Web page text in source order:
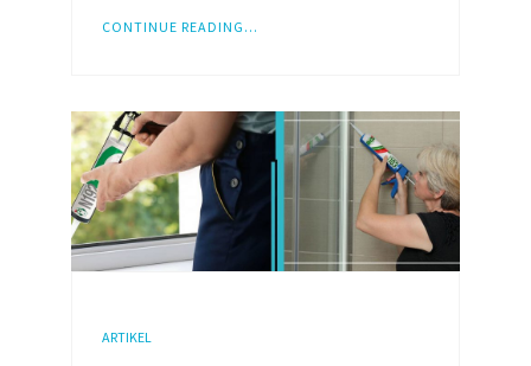
CONTINUE READING...
ARTIKEL